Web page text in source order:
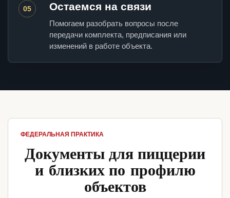
05 Остаемся на связи
Помогаем разобрать вопросы после
передачи комплекта, предписания или
изменений в работе объекта.
ФЕДЕРАЛЬНАЯ ПРАКТИКА
Документы для пиццерии
и близких по профилю
объектов